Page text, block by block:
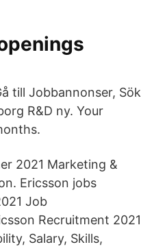
till Jobbannonser, Sök
R&D ny. Your
2021 Marketing &
Ericsson jobs
Job
Recruitment 2021
Salary, Skills,